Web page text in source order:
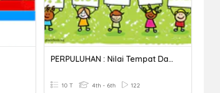
PERPULUHAN : Nilai Tempat Dan Nilai Digit
10 T 4th - 6th 122